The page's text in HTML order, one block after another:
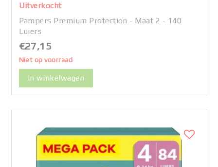
Uitverkocht
Pampers Premium Protection - Maat 2 - 140
Luiers
€27,15
Niet op voorraad
In winkelwagen